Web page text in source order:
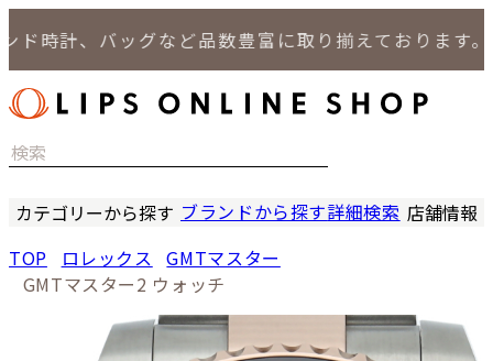
計、バッグなど品数豊富に取り揃えております。
カテゴリーから探す
バッグ
小物
ブランドから探す詳細検索 店舗情報
LIPS 札
LIPS 通
TOP ロレックス
GMTマスター
GMTマスター2 ウォッチ